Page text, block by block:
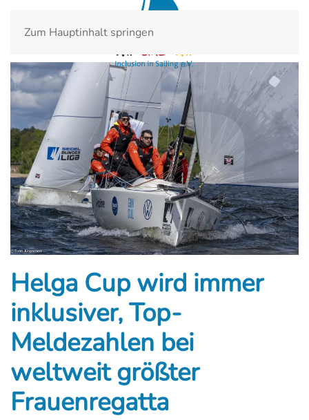
Zum Hauptinhalt springen
Helga Cup wird immer
inklusiver, Top-
Meldezahlen bei
weltweit größter
Frauenregatta